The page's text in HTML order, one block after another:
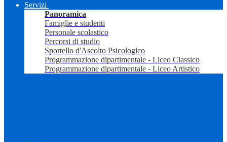
Servizi
Panoramica
Famiglie e studenti
Personale scolastico
Percorsi di studio
Sportello d'Ascolto Psicologico
Programmazione dipartimentale - Liceo Classico
Programmazione dipartimentale - Liceo Artistico